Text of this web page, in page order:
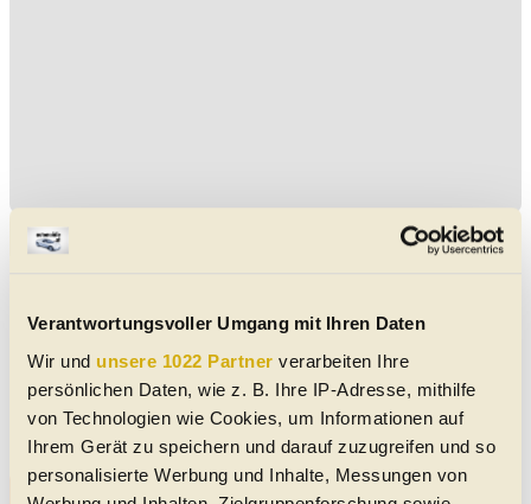
Verantwortungsvoller Umgang mit Ihren Daten
Wir und unsere 1022 Partner verarbeiten Ihre
persönlichen Daten, wie z. B. Ihre IP-Adresse, mithilfe
von Technologien wie Cookies, um Informationen auf
Ihrem Gerät zu speichern und darauf zuzugreifen und so
personalisierte Werbung und Inhalte, Messungen von
Aktuelle Mercedes SL 250 Gebrauchtwagen-Angebote
Leichtmetall-Felgen
08/1967
120.106 km
4614 Marchtrenk
Cabrio/Roadster | Oldtimer | 2 Türen
Automatik|Hinterrad-Antrieb
Silber Silber-Metallic - metallic
Alle Mercedes SL 250 Gebrauchtwagen-Angebote